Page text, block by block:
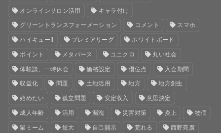
オンラインサロン活用 キャラ付け
グリーントランスフォーメーション コメント スマホ
ハイキュー!! プレミアリーグ ホワイトボード
ポイント メタバース ユニクロ 丸い社会
体験談、一時休会 価格設定 優位点 入会期間
収益化 問題 土地活用 地方 地方創生
始めたい 孤立問題 安定収入 意思決定
成人年齢 活用 漏洩 災害対策 炎上 物価
猫ミーム 短大 自己開示 荒れる 西野亮廣